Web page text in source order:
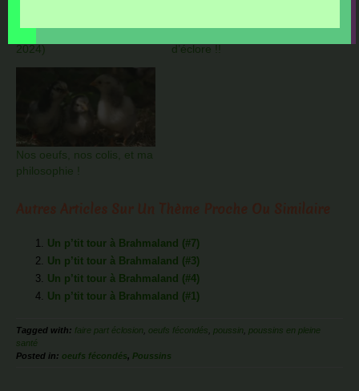
2024)
d’éclore !!
Nos oeufs, nos colis, et ma
philosophie !
Un p’tit tour à Brahmaland (#7)
Un p’tit tour à Brahmaland (#3)
Un p’tit tour à Brahmaland (#4)
Un p’tit tour à Brahmaland (#1)
Tagged with: faire part éclosion oeufs fécondés poussin
poussins en pleine
santé
Posted in: oeufs fécondés, Poussins